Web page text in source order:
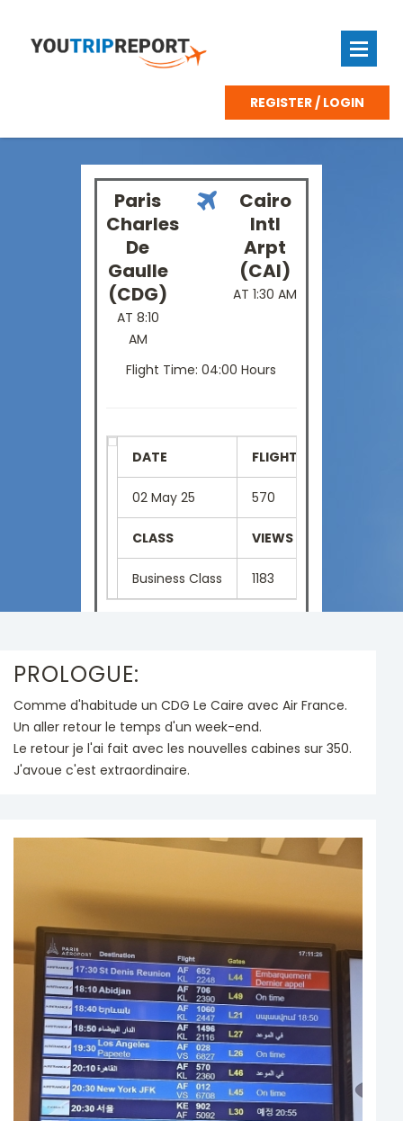
REGISTER / LOGIN
Paris
Charles
De
Gaulle
(CDG)
AT 8:10
AM
Cairo
Intl
Arpt
(CAI)
AT 1:30 AM
Flight Time: 04:00 Hours
DATE FLIGHT NUMBER
02 May 25 570
CLASS VIEWS
Business Class 1183
PROLOGUE:
Comme d'habitude un CDG Le Caire avec Air France.
Un aller retour le temps d'un week-end.
Le retour je l'ai fait avec les nouvelles cabines sur 350.
J'avoue c'est extraordinaire.